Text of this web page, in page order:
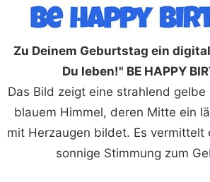
Zu Deinem Geburtstag ein
Du leben!" BE HAPPY
Das Bild zeigt eine strahlend gelbe
blauem Himmel, deren Mitte ein
mit Herzaugen bildet. Es vermittelt
sonnige Stimmung zum